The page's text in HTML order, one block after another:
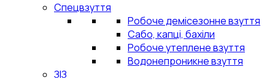
Спецвзуття
Робоче демісезонне взуття
Сабо, капці, бахіли
Робоче утеплене взуття
Водонепроникне взуття
ЗІЗ